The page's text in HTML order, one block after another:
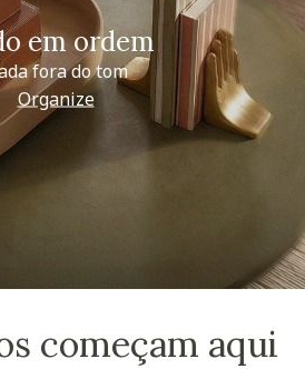
em ordem
fora do tom
Organize
começam aqui